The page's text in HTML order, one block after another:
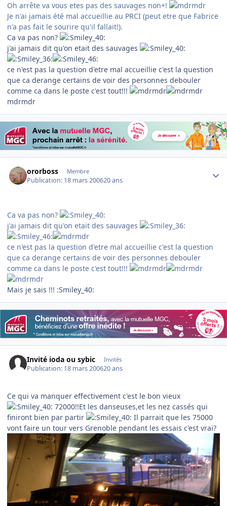
Oh arrête va vous etes pas des sauvages non+!
Je n'ai jamais été mal accueillie au PRCI (peut etre que Fabrice
n'a pas fait le sourire qu'il fallait!).
Ca va pas non?
j'ai jamais dit qu'on etait des sauvages
ce n'est pas la question d'etre mal accueillie c'est la question
que ca derange certains de voir des personnes debouler
comme ca dans le poste c'est tout!!!
mdrmdr
ororboss Membre
Publication: 18 mars 200620 ans
Ca va pas non?
j'ai jamais dit qu'on etait des sauvages
ce n'est pas la question d'etre mal accueillie c'est la question
que ca derange certains de voir des personnes debouler
comme ca dans le poste c'est tout!!!
Mais je sais !!! :Smiley_40:
Invité ioda ou sybic Invités
Publication: 18 mars 200620 ans
Ce qui va manquer effectivement c'est le bon vieux
72000!!Et les danseuses,et les nez cassés qui
finiront bien par partir
Il parrait que les 75000
vont faire un tour vers Grenoble pendant les essais c'est vrai?